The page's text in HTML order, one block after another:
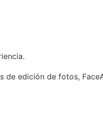
de edición de fotos,